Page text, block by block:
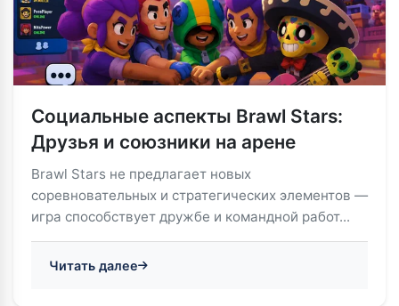
Социальные аспекты Brawl Stars:
Друзья и союзники на арене
Brawl Stars не предлагает новых
соревновательных и стратегических элементов —
игра способствует дружбе и командной работ...
Читать далее